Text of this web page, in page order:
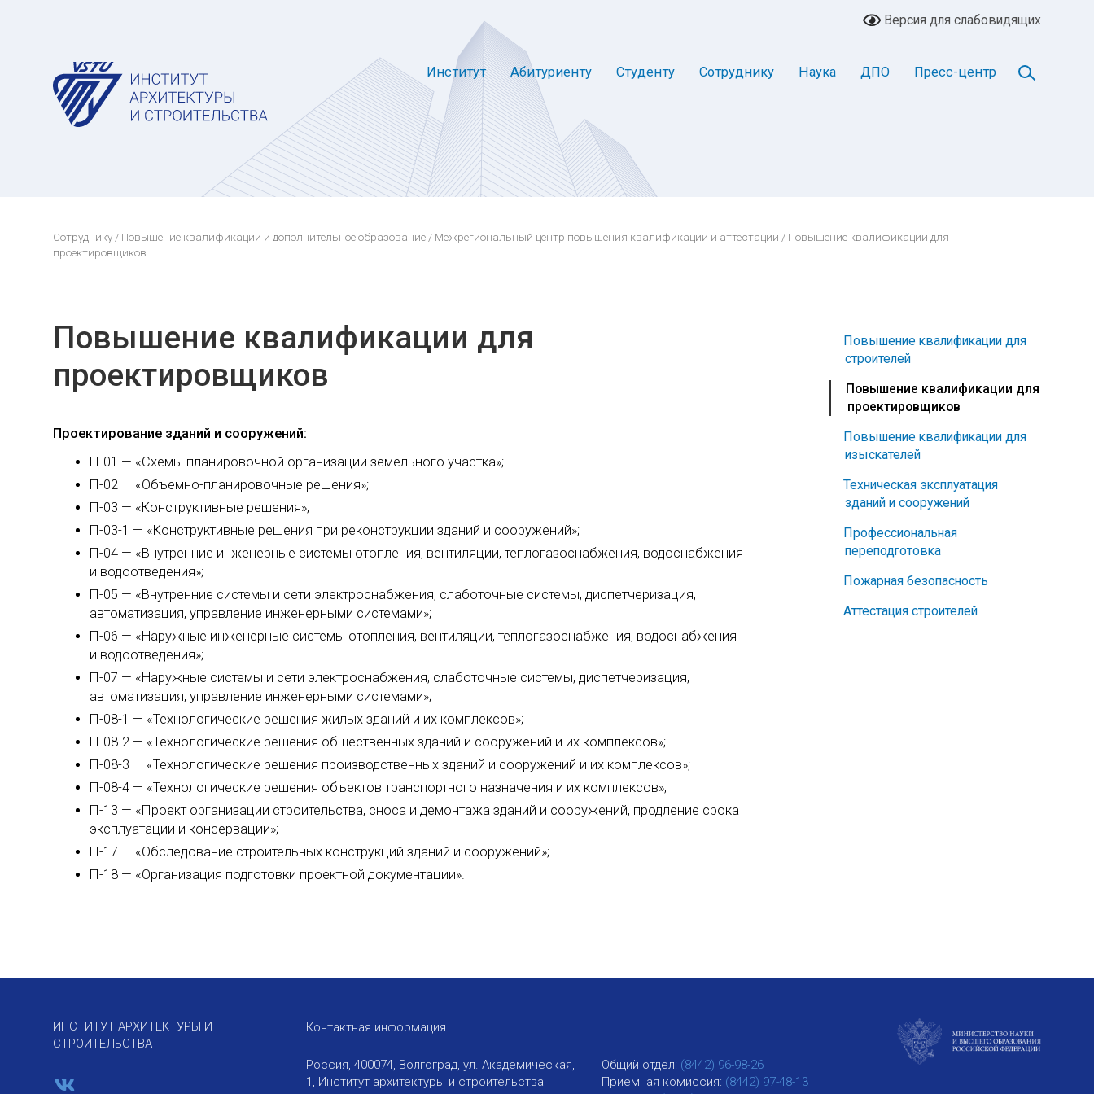
Версия для слабовидящих
Институт Абитуриенту Студенту Сотруднику Наука ДПО Пресс-центр
Сотруднику / Повышение квалификации и дополнительное образование / Межрегиональный центр повышения квалификации и аттестации / Повышение квалификации для
проектировщиков
Повышение квалификации для
строителей
Повышение квалификации для
проектировщиков
Повышение квалификации для
изыскателей
Техническая эксплуатация
зданий и сооружений
Профессиональная
переподготовка
Пожарная безопасность
Аттестация строителей
Повышение квалификации для
проектировщиков
Проектирование зданий и сооружений:
П-01 — «Схемы планировочной организации земельного участка»;
П-02 — «Объемно-планировочные решения»;
П-03 — «Конструктивные решения»;
П-03-1 — «Конструктивные решения при реконструкции зданий и сооружений»;
П-04 — «Внутренние инженерные системы отопления, вентиляции, теплогазоснабжения, водоснабжения
и водоотведения»;
П-05 — «Внутренние системы и сети электроснабжения, слаботочные системы, диспетчеризация,
автоматизация, управление инженерными системами»;
П-06 — «Наружные инженерные системы отопления, вентиляции, теплогазоснабжения, водоснабжения
и водоотведения»;
П-07 — «Наружные системы и сети электроснабжения, слаботочные системы, диспетчеризация,
автоматизация, управление инженерными системами»;
П-08-1 — «Технологические решения жилых зданий и их комплексов»;
П-08-2 — «Технологические решения общественных зданий и сооружений и их комплексов»;
П-08-3 — «Технологические решения производственных зданий и сооружений и их комплексов»;
П-08-4 — «Технологические решения объектов транспортного назначения и их комплексов»;
П-13 — «Проект организации строительства, сноса и демонтажа зданий и сооружений, продление срока
эксплуатации и консервации»;
П-17 — «Обследование строительных конструкций зданий и сооружений»;
П-18 — «Организация подготовки проектной документации».
ИНСТИТУТ АРХИТЕКТУРЫ И
СТРОИТЕЛЬСТВА
Контактная информация
Россия, 400074, Волгоград, ул. Академическая,
1, Институт архитектуры и строительства
Общий отдел: (8442) 96-98-26
Приемная комиссия: (8442) 97-48-13